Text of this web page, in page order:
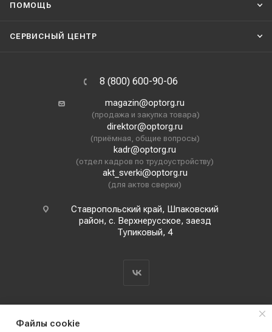
ПОМОЩЬ
СЕРВИСНЫЙ ЦЕНТР
8 (800) 600-90-06
magazin@optorg.ru
(продажа и закупка товара)
direktor@optorg.ru
(приёмная, общие вопросы)
kadr@optorg.ru
(отдел кадров по трудоустройству)
akt_sverki@optorg.ru
(для актов сверки)
Ставропольский край, Шпаковский
район, с. Верхнерусское, заезд
Тупиковый, 4
Файлы cookie